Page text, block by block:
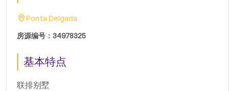
Ponta Delgada
房源编号：34978325
基本特点
联排别墅